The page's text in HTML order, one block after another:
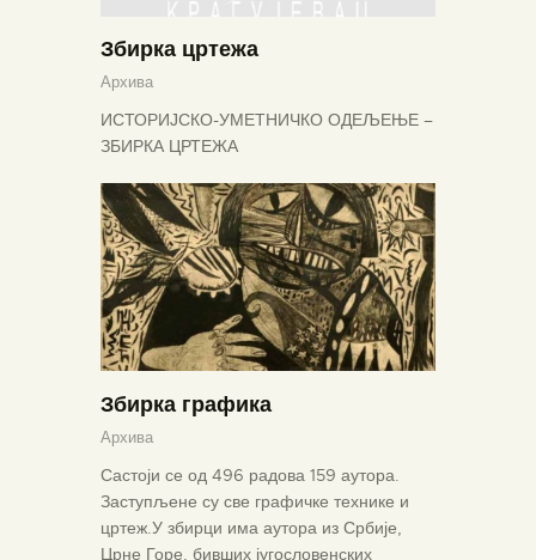
Збирка цртежа
Архива
ИСТОРИЈСКО-УМЕТНИЧКО ОДЕЉЕЊЕ –
ЗБИРКА ЦРТЕЖА
Збирка графика
Архива
Састоји се од 496 радова 159 аутора.
Заступљене су све графичке технике и
цртеж.У збирци има аутора из Србије,
Црне Горе, бивших југословенских